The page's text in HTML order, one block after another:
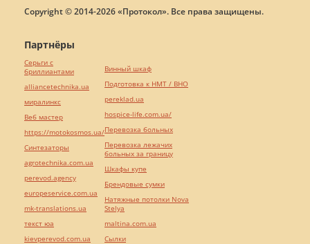
Copyright © 2014-2026 «Протокол». Все права защищены.
Партнёры
Серьги с
бриллиантами
alliancetechnika.ua
миралинкс
Веб мастер
https://motokosmos.ua/
Синтезаторы
agrotechnika.com.ua
perevod.agency
europeservice.com.ua
mk-translations.ua
текст юа
kievperevod.com.ua
Винный шкаф
Подготовка к НМТ / ВНО
pereklad.ua
hospice-life.com.ua/
Перевозка больных
Перевозка лежачих
больных за границу
Шкафы купе
Брендовые сумки
Натяжные потолки Nova
Stelya
maltina.com.ua
Cылки